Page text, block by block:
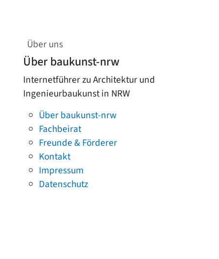
Über uns
Über baukunst-nrw
Internetführer zu Architektur und
Ingenieurbaukunst in NRW
Über baukunst-nrw
Fachbeirat
Freunde & Förderer
Kontakt
Impressum
Datenschutz